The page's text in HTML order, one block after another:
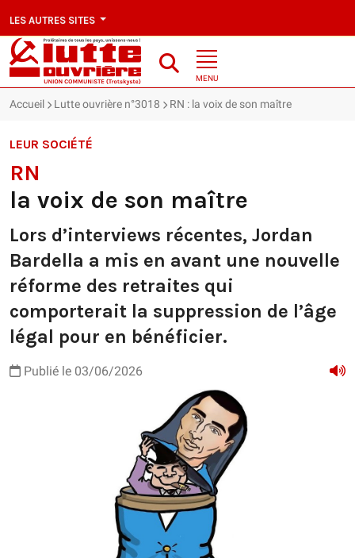
LES AUTRES SITES
MENU
Accueil Lutte ouvrière n°3018 RN : la voix de son maître
LEUR SOCIÉTÉ
RN
la voix de son maître
Lors d’interviews récentes, Jordan
Bardella a mis en avant une nouvelle
réforme des retraites qui
comporterait la suppression de l’âge
légal pour en bénéficier.
Publié le 03/06/2026